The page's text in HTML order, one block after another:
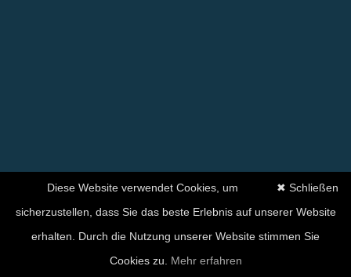
✖ Schließen
Diese Website verwendet Cookies, um
sicherzustellen, dass Sie das beste Erlebnis auf unserer Website
erhalten. Durch die Nutzung unserer Website stimmen Sie
Cookies zu. Mehr erfahren